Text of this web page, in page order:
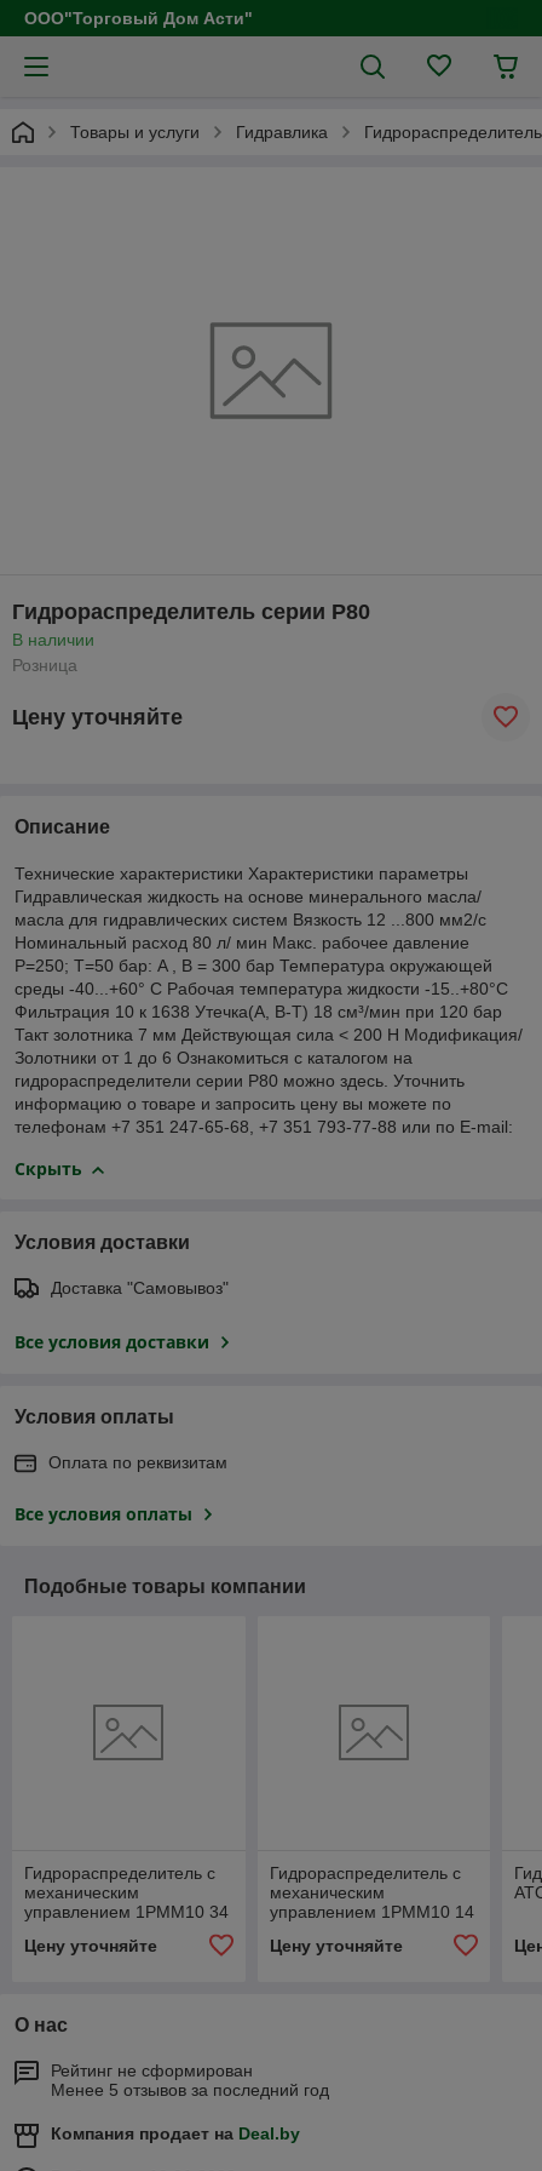
ООО"Торговый Дом Асти"
Товары и услуги Гидравлика
Гидрораспределитель серии Р80
В наличии
Розница
Цену уточняйте
Описание
Технические характеристики Характеристики параметры
Гидравлическая жидкость на основе минерального масла/
масла для гидравлических систем Вязкость 12 ...800 мм2/с
Номинальный расход 80 л/ мин Макс. рабочее давление
P=250; T=50 бар: A , B = 300 бар Температура окружающей
среды -40...+60° C Рабочая температура жидкости -15..+80°С
Фильтрация 10 к 1638 Утечка(A, B-T) 18 см³/мин при 120 бар
Такт золотника 7 мм Действующая сила < 200 Н Модификация/
Золотники от 1 до 6 Ознакомиться с каталогом на
гидрораспределители серии Р80 можно здесь. Уточнить
информацию о товаре и запросить цену вы можете по
телефонам +7 351 247-65-68, +7 351 793-77-88 или по E-mail:
Скрыть
Условия доставки
Доставка "Самовывоз"
Все условия доставки
Условия оплаты
Оплата по реквизитам
Все условия оплаты
Подобные товары компании
Гидрораспределитель с
механическим
управлением 1РММ10 34
Цену уточняйте
Гидрораспределитель с
механическим
управлением 1РММ10 14
Цену уточняйте
О нас
Рейтинг не сформирован
Менее 5 отзывов за последний год
Компания продает на Deal.by